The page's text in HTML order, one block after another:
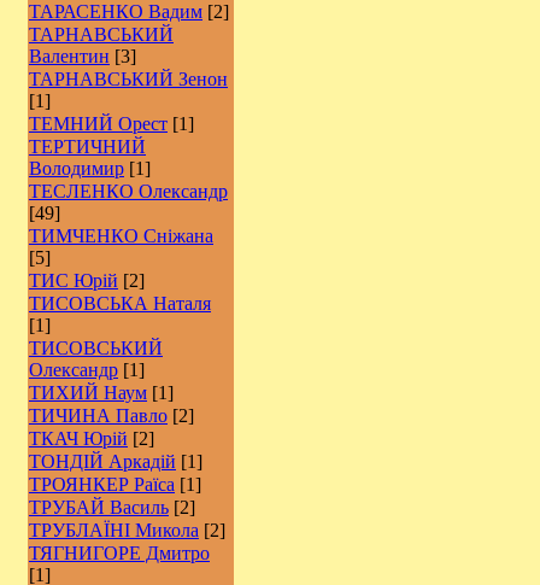
ТАРАСЕНКО Вадим [2]
ТАРНАВСЬКИЙ
Валентин [3]
ТАРНАВСЬКИЙ Зенон
[1]
ТЕМНИЙ Орест [1]
ТЕРТИЧНИЙ
Володимир [1]
ТЕСЛЕНКО Олександр
[49]
ТИМЧЕНКО Сніжана
[5]
ТИС Юрій [2]
ТИСОВСЬКА Наталя
[1]
ТИСОВСЬКИЙ
Олександр [1]
ТИХИЙ Наум [1]
ТИЧИНА Павло [2]
ТКАЧ Юрій [2]
ТОНДІЙ Аркадій [1]
ТРОЯНКЕР Раїса [1]
ТРУБАЙ Василь [2]
ТРУБЛАЇНІ Микола [2]
ТЯГНИГОРЕ Дмитро
[1]